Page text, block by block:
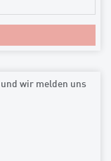
wir melden uns